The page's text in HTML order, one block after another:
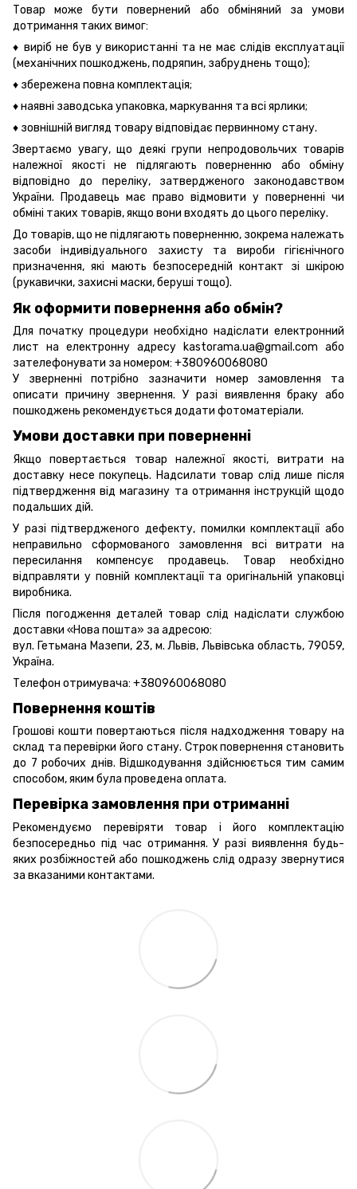
Товар може бути повернений або обміняний за умови
дотримання таких вимог:
♦ виріб не був у використанні та не має слідів експлуатації
(механічних пошкоджень, подряпин, забруднень тощо);
♦ збережена повна комплектація;
♦ наявні заводська упаковка, маркування та всі ярлики;
♦ зовнішній вигляд товару відповідає первинному стану.
Звертаємо увагу, що деякі групи непродовольчих товарів
належної якості не підлягають поверненню або обміну
відповідно до переліку, затвердженого законодавством
України. Продавець має право відмовити у поверненні чи
обміні таких товарів, якщо вони входять до цього переліку.
До товарів, що не підлягають поверненню, зокрема належать
засоби індивідуального захисту та вироби гігієнічного
призначення, які мають безпосередній контакт зі шкірою
(рукавички, захисні маски, беруші тощо).
Як оформити повернення або обмін?
Для початку процедури необхідно надіслати електронний
лист на електронну адресу kastorama.ua@gmail.com або
зателефонувати за номером: +380960068080
У зверненні потрібно зазначити номер замовлення та
описати причину звернення. У разі виявлення браку або
пошкоджень рекомендується додати фотоматеріали.
Умови доставки при поверненні
Якщо повертається товар належної якості, витрати на
доставку несе покупець. Надсилати товар слід лише після
підтвердження від магазину та отримання інструкцій щодо
подальших дій.
У разі підтвердженого дефекту, помилки комплектації або
неправильно сформованого замовлення всі витрати на
пересилання компенсує продавець. Товар необхідно
відправляти у повній комплектації та оригінальній упаковці
виробника.
Після погодження деталей товар слід надіслати службою
доставки «Нова пошта» за адресою:
вул. Гетьмана Мазепи, 23, м. Львів, Львівська область, 79059,
Україна.
Телефон отримувача: +380960068080
Повернення коштів
Грошові кошти повертаються після надходження товару на
склад та перевірки його стану. Строк повернення становить
до 7 робочих днів. Відшкодування здійснюється тим самим
способом, яким була проведена оплата.
Перевірка замовлення при отриманні
Рекомендуємо перевіряти товар і його комплектацію
безпосередньо під час отримання. У разі виявлення будь-
яких розбіжностей або пошкоджень слід одразу звернутися
за вказаними контактами.